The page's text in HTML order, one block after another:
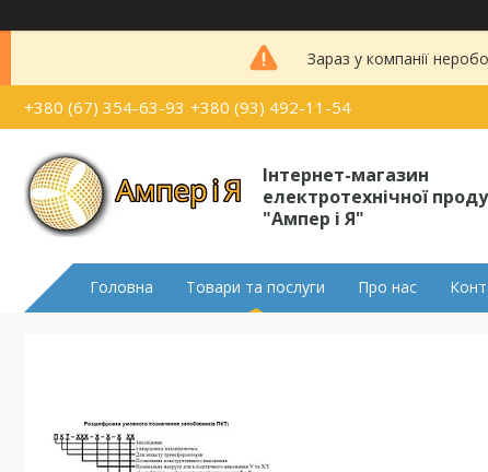
Зараз у компанії
+380 (67) 354-63-93 +380 (93) 492-11-54
Інтернет-магазин
електротехнічної
"Ампер і Я"
Головна Товари та послуги Про нас